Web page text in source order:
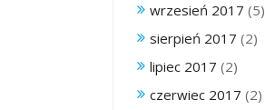
wrzesień 2017 (5)
sierpień 2017 (2)
lipiec 2017 (2)
czerwiec 2017 (2)